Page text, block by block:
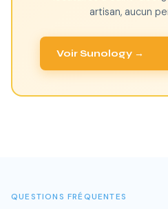
artisan, aucun
Voir Sunology →
QUESTIONS FRÉQUENTES